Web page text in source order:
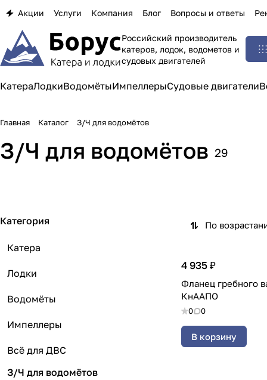
Акции Услуги Компания Блог Вопросы и ответы
Российский производитель
катеров, лодок, водометов и
судовых двигателей
КатераЛодкиВодомётыИмпеллерыСудовые двигатели
Главная Каталог З/Ч для водомётов
З/Ч для водомётов 29
Для КнААПО Гребные валы
Подшипники Сальники
По
4 935 ₽
Фланец гребного
КнААПО
0 0
В корзину
Категория
Катера
Лодки
Водомёты
Импеллеры
Всё для ДВС
З/Ч для водомётов